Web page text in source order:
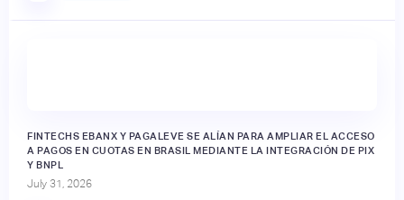
FINTECHS EBANX Y PAGALEVE SE ALÍAN PARA AMPLIAR EL ACCESO
A PAGOS EN CUOTAS EN BRASIL MEDIANTE LA INTEGRACIÓN DE PIX
Y BNPL
July 31, 2026